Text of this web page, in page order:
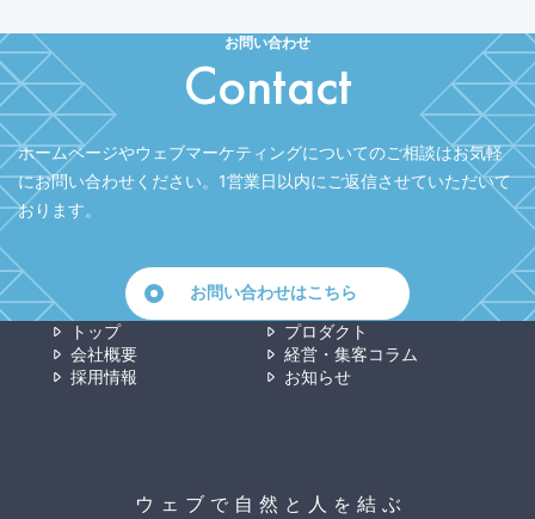
お問い合わせ
Contact
ホームページやウェブマーケティングについてのご相談はお気軽
にお問い合わせください。 1営業日以内にご返信させていただいて
おります。
お問い合わせはこちら
トップ
プロダクト
会社概要
経営・集客コラム
採用情報
お知らせ